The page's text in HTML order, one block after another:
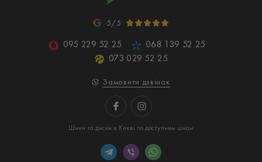
5/5
095 229 52 25
068 139 52 25
073 029 52 25
Замовити дзвінок
Шини та диски в Києві по доступним цінам